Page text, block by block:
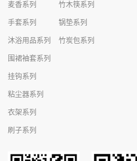
麦香系列
手套系列
沐浴用品系列
围裙袖套系列
挂钩系列
粘尘器系列
衣架系列
刷子系列
竹木筷系列
锅垫系列
竹炭包系列